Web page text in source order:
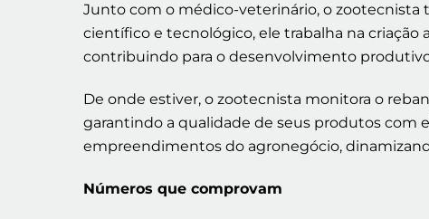
Junto com o médico-veterinário, o zootecnista
científico e tecnológico, ele trabalha na
contribuindo para o desenvolvimento
De onde estiver, o zootecnista monitora o
garantindo a qualidade de seus produtos com
empreendimentos do agronegócio,
Números que comprovam